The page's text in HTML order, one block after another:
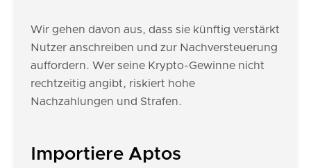
Wir gehen davon aus, dass sie künftig verstärkt
Nutzer anschreiben und zur Nachversteuerung
auffordern. Wer seine Krypto-Gewinne nicht
rechtzeitig angibt, riskiert hohe
Nachzahlungen und Strafen.
Importiere Aptos